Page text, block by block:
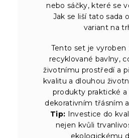
nebo sáčky, které se
Jak se liší tato sada
variant na
Tento set je vyroben
recyklované bavlny,
životnímu prostředí a
kvalitu a dlouhou
produkty praktické
dekorativním třásním
Tip: Investice do
nejen kvůli
ekologickému